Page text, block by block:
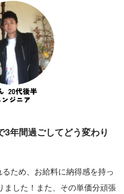
年間過ごしてどう変わり
ため、お給料に納得感を持っ
ました！また、その単価分頑張